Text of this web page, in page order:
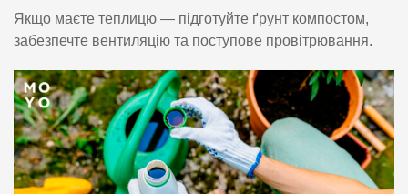
Якщо маєте теплицю — підготуйте ґрунт компостом,
забезпечте вентиляцію та поступове провітрювання.